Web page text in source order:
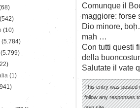
Comunque il
maggiore: forse
Dio minore,
mah …
Con tutti questi
della
Salutate il vate
This entry was posted
follow any responses
(542)
(10)
(5.784)
(5.799)
(1)